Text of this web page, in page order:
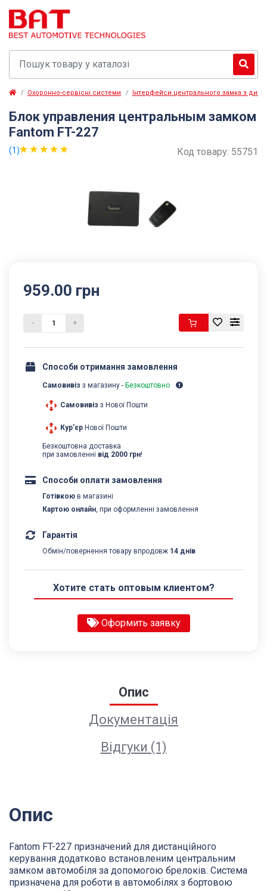
Охоронно-сервісні системи Інтерфейси центрального замка з
Блок управления центральным замком
Fantom FT-227
(1) Код товару: 55751
959.00 грн
- +
Способи отримання замовлення
Самовивіз з магазину - Безкоштовно
Самовивіз з Нової Пошти
Кур'єр Нової Пошти
Безкоштовна доставка
при замовленні від 2000 грн!
Способи оплати замовлення
Готівкою в магазині
Картою онлайн, при оформленні замовлення
Гарантія
Обмін/повернення товару впродовж 14 днів
Хотите стать оптовым клиентом?
Оформить заявку
Опис
Документація
Відгуки (1)
Опис
Fantom FT-227 призначений для дистанційного
керування додатково встановленим центральним
замком автомобіля за допомогою брелоків. Система
призначена для роботи в автомобілях з бортовою